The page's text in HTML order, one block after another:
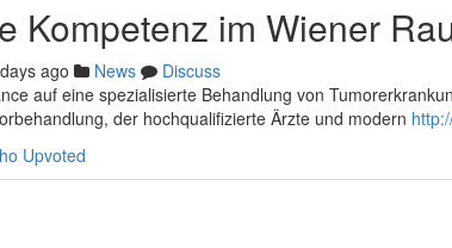
Kompetenz im Wiener
ago News
Discuss
auf eine spezialisierte Behandlung von
der hochqualifizierte Ärzte und modern
Upvoted